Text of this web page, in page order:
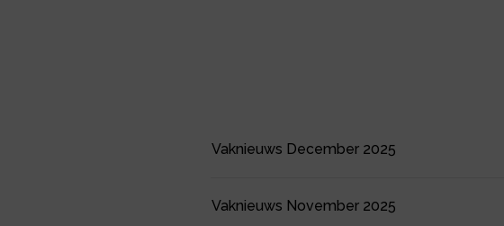
Vaknieuws December 2025
Vaknieuws November 2025